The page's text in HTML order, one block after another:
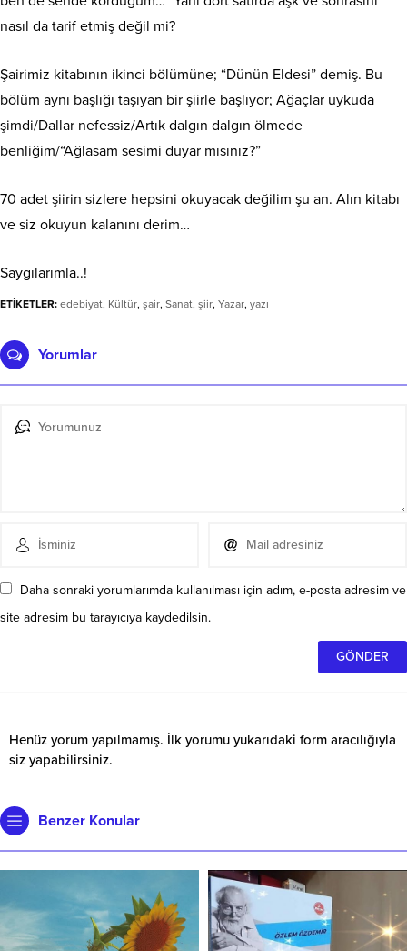
nasıl da tarif etmiş değil mi?
Şairimiz kitabının ikinci bölümüne; “Dünün Eldesi” demiş. Bu
bölüm aynı başlığı taşıyan bir şiirle başlıyor; Ağaçlar uykuda
şimdi/Dallar nefessiz/Artık dalgın dalgın ölmede
benliğim/“Ağlasam sesimi duyar mısınız?”
70 adet şiirin sizlere hepsini okuyacak değilim şu an. Alın kitabı
ve siz okuyun kalanını derim…
Saygılarımla..!
ETİKETLER: edebiyat, Kültür, şair, Sanat, şiir, Yazar, yazı
Yorumlar
Daha sonraki yorumlarımda kullanılması için adım, e-posta adresim ve
site adresim bu tarayıcıya kaydedilsin.
Henüz yorum yapılmamış. İlk yorumu yukarıdaki form aracılığıyla
siz yapabilirsiniz.
Benzer Konular